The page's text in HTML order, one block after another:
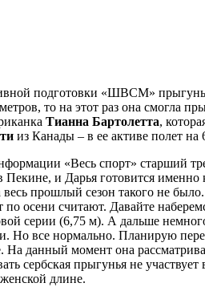
подготовки «ШВСМ»
то на этот раз она смогла
Тианна Бартолетта,
из Канады – в ее активе полет на
«Весь спорт» старший
Пекине, и Дарья готовится
прошлый сезон такого не
осени считают. Давайте
серии (6,75 м). А дальше
Но все нормально. Планирую
данный момент она
сербская прыгунья не участвует
длине.